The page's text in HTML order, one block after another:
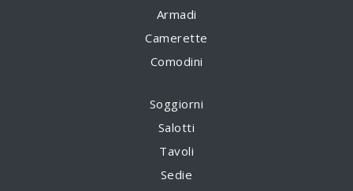
Armadi
Camerette
Comodini
Soggiorni
Salotti
Tavoli
Sedie